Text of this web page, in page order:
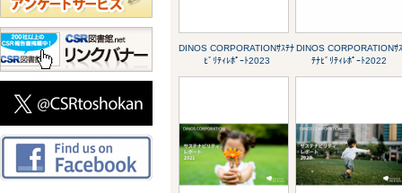
DINOS CORPORATIONｻｽﾃﾅ
ﾋﾞﾘﾃｨﾚﾎﾟｰﾄ2023
DINOS CORPORATIONｻｽ
ﾃﾅﾋﾞﾘﾃｨﾚﾎﾟｰﾄ2022